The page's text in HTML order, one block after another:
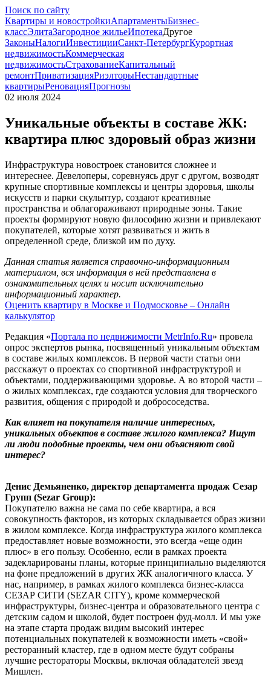
Поиск по сайту
Квартиры и новостройкиАпартаментыБизнес-
классЭлитаЗагородное жильеИпотекаДругое
ЗаконыНалогиИнвестицииСанкт-ПетербургКурортная
недвижимостьКоммерческая
недвижимостьСтрахованиеКапитальный
ремонтПриватизацияРиэлторыНестандартные
квартирыРеновацияПрогнозы
02 июля 2024
Уникальные объекты в составе ЖК:
квартира плюс здоровый образ жизни
Инфраструктура новостроек становится сложнее и
интереснее. Девелоперы, соревнуясь друг с другом, возводят
крупные спортивные комплексы и центры здоровья, школы
искусств и парки скульптур, создают креативные
пространства и облагораживают природные зоны. Такие
проекты формируют новую философию жизни и привлекают
покупателей, которые хотят развиваться и жить в
определенной среде, близкой им по духу.
Данная статья является справочно-информационным
материалом, вся информация в ней представлена в
ознакомительных целях и носит исключительно
информационный характер.
Оценить квартиру в Москве и Подмосковье – Онлайн
калькулятор
Редакция «Портала по недвижимости MetrInfo.Ru» провела
опрос экспертов рынка, посвященный уникальным объектам
в составе жилых комплексов. В первой части статьи они
расскажут о проектах со спортивной инфраструктурой и
объектами, поддерживающими здоровье. А во второй части –
о жилых комплексах, где создаются условия для творческого
развития, общения с природой и добрососедства.
Как влияет на покупателя наличие интересных,
уникальных объектов в составе жилого комплекса? Ищут
ли люди подобные проекты, чем они объясняют свой
интерес?
Денис Демьяненко, директор департамента продаж Сезар
Групп (Sezar Group):
Покупателю важна не сама по себе квартира, а вся
совокупность факторов, из которых складывается образ жизни
в жилом комплексе. Когда инфраструктура жилого комплекса
предоставляет новые возможности, это всегда «еще один
плюс» в его пользу. Особенно, если в рамках проекта
задекларированы планы, которые принципиально выделяются
на фоне предложений в других ЖК аналогичного класса. У
нас, например, в рамках жилого комплекса бизнес-класса
СЕЗАР СИТИ (SEZAR CITY), кроме коммерческой
инфраструктуры, бизнес-центра и образовательного центра с
детским садом и школой, будет построен фуд-молл. И мы уже
на этапе старта продаж видим высокий интерес
потенциальных покупателей к возможности иметь «свой»
ресторанный кластер, где в одном месте будут собраны
лучшие рестораторы Москвы, включая обладателей звезд
Мишлен.